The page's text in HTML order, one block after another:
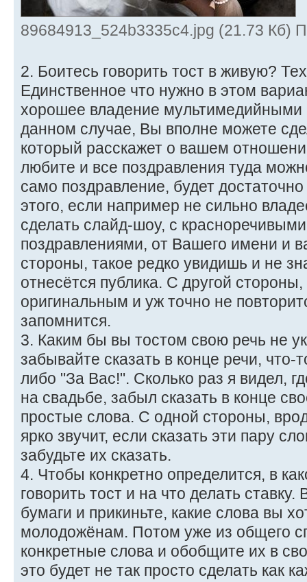
89684913_524b3335c4.jpg (21.73 Кб)
2. Боитесь говорить тост в живую?
Единственное что нужно в этом
хорошее владение
данном случае, Вы вполне можете
который расскажет о вашем
любите и все поздравления туда
само поздравление, будет
этого, если например не сильно
сделать слайд-шоу, с
поздравлениями, от Вашего имени и
стороны, такое редко увидишь и не
отнесётся публика. С другой
оригинальным и уж точно не
запомнится.
3. Каким бы вы тостом свою речь не
забывайте сказать в конце речи,
либо "За Вас!". Сколько раз я видел,
на свадьбе, забыл сказать в конце
простые слова. С одной стороны,
ярко звучит, если сказать эти пару
забудьте их сказать.
4. Чтобы конкретно определится, в
говорить тост и на что делать
бумаги и прикиньте, какие слова вы
молодожёнам. Потом уже из общего
конкретные слова и обобщите их в
это будет не так просто сделать как